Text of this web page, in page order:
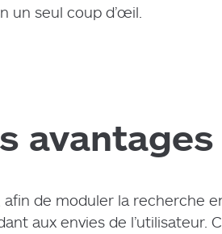
un seul coup d’œil.
de moduler la recherche
aux envies de l’utilisateur.